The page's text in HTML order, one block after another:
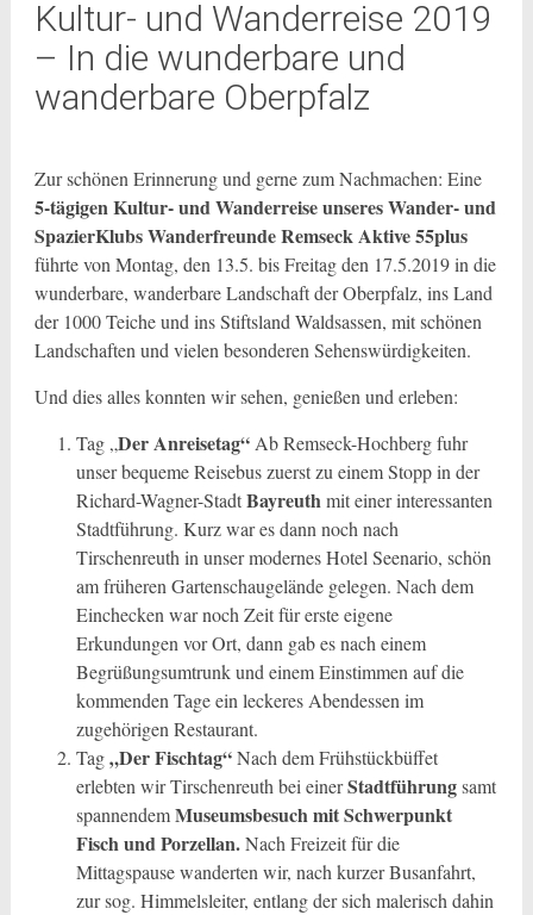
Kultur- und Wanderreise 2019
– In die wunderbare und
wanderbare Oberpfalz
Zur schönen Erinnerung und gerne zum Nachmachen: Eine
5-tägigen Kultur- und Wanderreise unseres Wander- und
SpazierKlubs Wanderfreunde Remseck Aktive 55plus
führte von Montag, den 13.5. bis Freitag den 17.5.2019 in die
wunderbare, wanderbare Landschaft der Oberpfalz, ins Land
der 1000 Teiche und ins Stiftsland Waldsassen, mit schönen
Landschaften und vielen besonderen Sehenswürdigkeiten.
Und dies alles konnten wir sehen, genießen und erleben:
Tag „DerAnreisetag“Ab Remseck-Hochberg fuhr
unser bequeme Reisebus zuerst zu einem Stopp in der
Richard-Wagner-StadtBayreuthmit einer interessanten
Stadtführung. Kurz war es dann noch nach
Tirschenreuth in unser modernes Hotel Seenario, schön
am früheren Gartenschaugelände gelegen. Nach dem
Einchecken war noch Zeit für erste eigene
Erkundungen vor Ort, dann gab es nach einem
Begrüßungsumtrunk und einem Einstimmen auf die
kommenden Tage ein leckeres Abendessen im
zugehörigen Restaurant.
Tag„Der Fischtag“Nach dem Frühstückbüffet
erlebten wir Tirschenreuth bei einerStadtführungsamt
spannendemMuseumsbesuch mit Schwerpunkt
Fisch und Porzellan.Nach Freizeit für die
Mittagspause wanderten wir, nach kurzer Busanfahrt,
zur sog. Himmelsleiter, entlang der sich malerisch dahin